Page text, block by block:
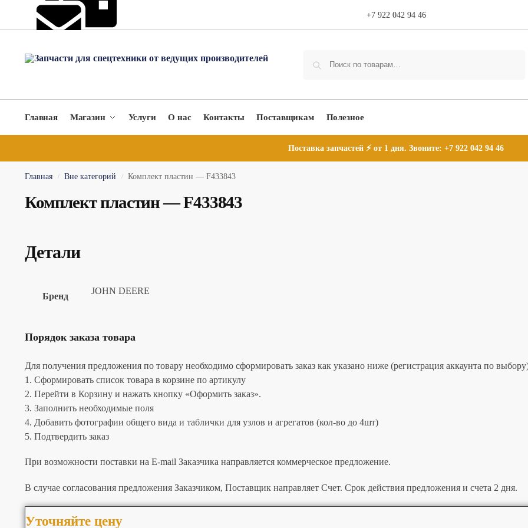
+7 922 042 94 46
Главная Магазин Услуги О нас Контакты Поставщикам Полезное
Поставка запчастей ⚡ от 1 дня. Звоните: +7 922 042 94 46
Главная / Вне категорий / Комплект пластин — F433843
Комплект пластин — F433843
Детали
Бренд
JOHN DEERE
Порядок заказа товара
Для получения предложения по товару необходимо сформировать заказ как указано ниже (регистрация аккаунта по
1. Сформировать список товара в корзине по артикулу
2. Перейти в Корзину и нажать кнопку «Оформить заказ».
3. Заполнить необходимые поля
4. Добавить фотографии общего вида и таблички для узлов и агрегатов (кол-во до 4шт)
5. Подтвердить заказ
При возможности поставки на E-mail Заказчика направляется коммерческое предложение.
В случае согласования предложения Заказчиком, Поставщик направляет Счет. Срок действия предложения и счета 2 дня.
Уточняйте цену